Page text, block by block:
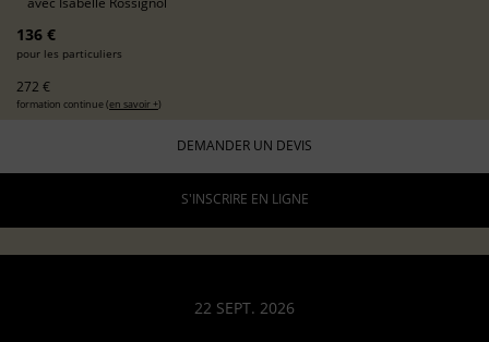
136 €
pour les particuliers
272 €
formation continue (en savoir +)
DEMANDER UN DEVIS
S'INSCRIRE EN LIGNE
22 SEPT. 2026